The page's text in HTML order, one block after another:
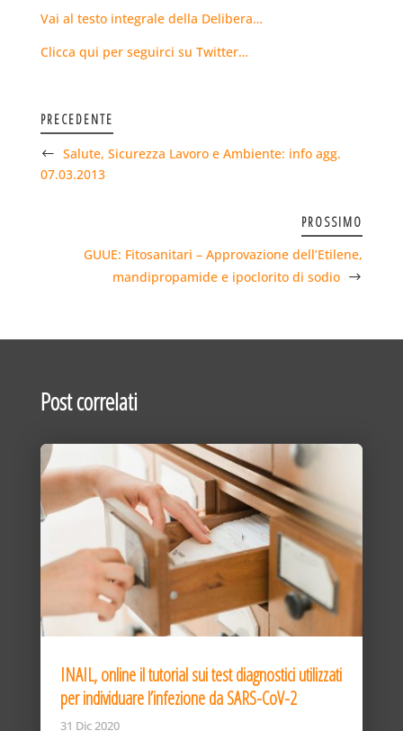
Vai al testo integrale della Delibera…
Clicca qui per seguirci su Twitter…
PRECEDENTE
Salute, Sicurezza Lavoro e Ambiente: info agg.
07.03.2013
PROSSIMO
GUUE: Fitosanitari – Approvazione dell’Etilene,
mandipropamide e ipoclorito di sodio
Post correlati
INAIL, online il tutorial sui test diagnostici utilizzati
per individuare l’infezione da SARS-CoV-2
31 Dic 2020